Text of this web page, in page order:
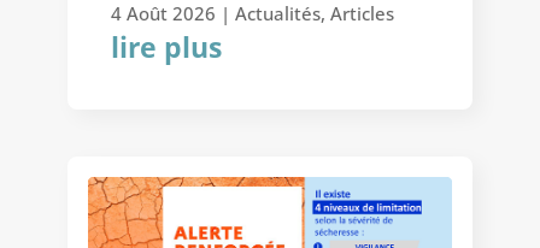
4 Août 2026 | Actualités, Articles
lire plus